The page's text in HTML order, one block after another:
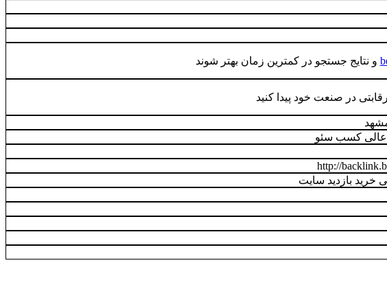
و نتایج جستجو در کمترین زمان بهتر شوند
در صنعت خود پیدا کنید
عالی کسب سئو
خرید بازدید سایت